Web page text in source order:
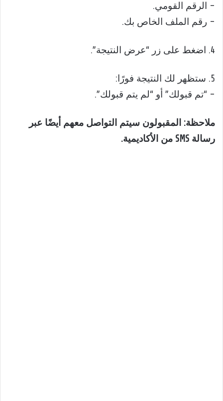
– الرقم القومي.
– رقم الملف الخاص بك.
4. اضغط على زر “عرض النتيجة”.
5. ستظهر لك النتيجة فورًا:
– “تم قبولك” أو “لم يتم قبولك”.
ملاحظة: المقبولون سيتم التواصل معهم أيضًا عبر
رسالة SMS من الأكاديمية.